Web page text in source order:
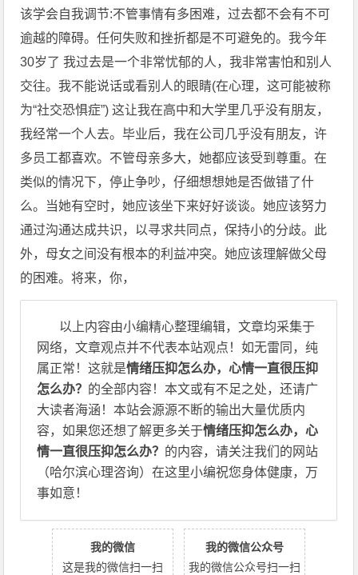
该学会自我调节:不管事情有多困难，过去都不会有不可
逾越的障碍。任何失败和挫折都是不可避免的。我今年
30岁了 我过去是一个非常忧郁的人，我非常害怕和别人
交往。我不能说话或看别人的眼睛(在心理，这可能被称
为“社交恐惧症”) 这让我在高中和大学里几乎没有朋友，
我经常一个人去。毕业后，我在公司几乎没有朋友，许
多员工都喜欢。不管母亲多大，她都应该受到尊重。在
类似的情况下，停止争吵，仔细想想她是否做错了什
么。当她有空时，她应该坐下来好好谈谈。她应该努力
通过沟通达成共识，以寻求共同点，保持小的分歧。此
外，母女之间没有根本的利益冲突。她应该理解做父母
的困难。将来，你，
以上内容由小编精心整理编辑，文章均采集于
网络，文章观点并不代表本站观点！如无雷同，纯
属正常！这就是情绪压抑怎么办，心情一直很压抑
怎么办？ 的全部内容！本文或有不足之处，还请广
大读者海涵！本站会源源不断的输出大量优质内
容，如果您还想了解更多关于情绪压抑怎么办，心
情一直很压抑怎么办？ 的内容，请关注我们的网站
（哈尔滨心理咨询）在这里小编祝您身体健康，万
事如意！
我的微信
这是我的微信扫一扫
我的微信公众号
我的微信公众号扫一扫